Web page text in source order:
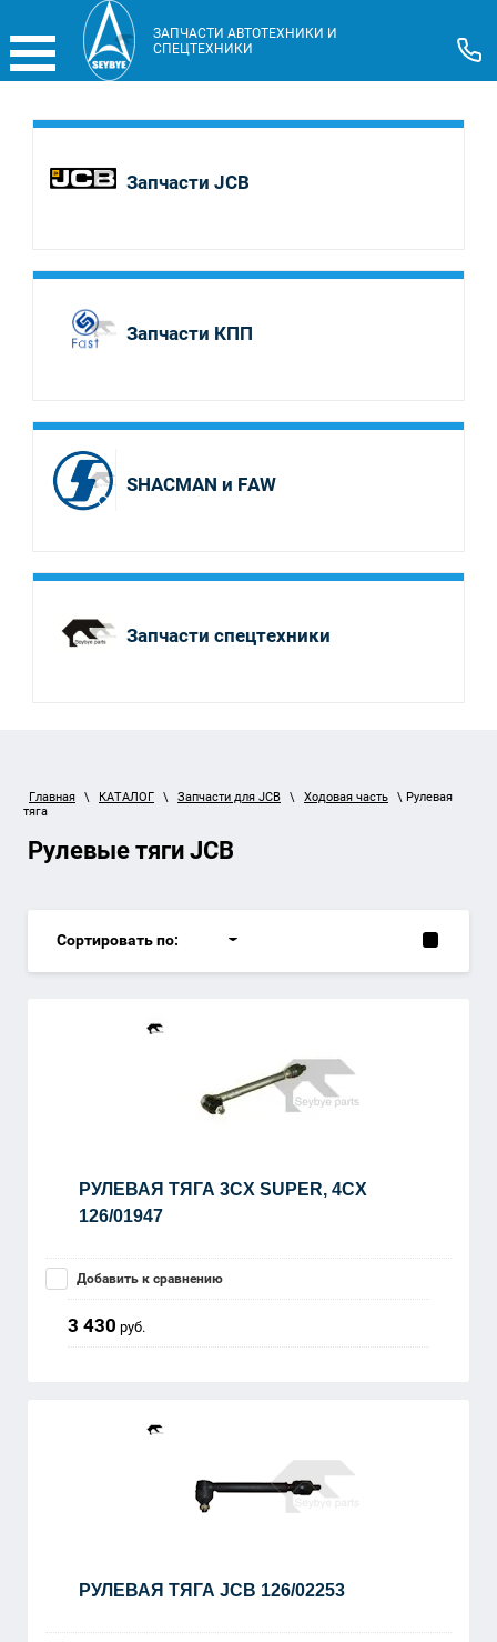
ЗАПЧАСТИ АВТОТЕХНИКИ И
СПЕЦТЕХНИКИ
Запчасти JCB
Запчасти КПП
SHACMAN и FAW
Запчасти спецтехники
Главная \ КАТАЛОГ \ Запчасти для JCB \ Ходовая часть
\ Рулевая
тяга
Рулевые тяги JCB
Сортировать по:
РУЛЕВАЯ ТЯГА 3CX SUPER, 4CX
126/01947
Добавить к сравнению
3 430 руб.
РУЛЕВАЯ ТЯГА JCB 126/02253